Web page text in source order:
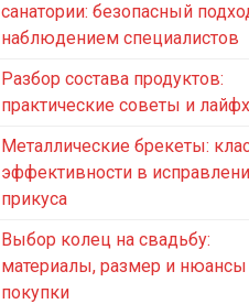
санатории: безопасный
наблюдением специалистов
Разбор состава продуктов:
практические советы и
Металлические брекеты:
эффективности в
прикуса
Выбор колец на свадьбу:
материалы, размер и нюансы
покупки